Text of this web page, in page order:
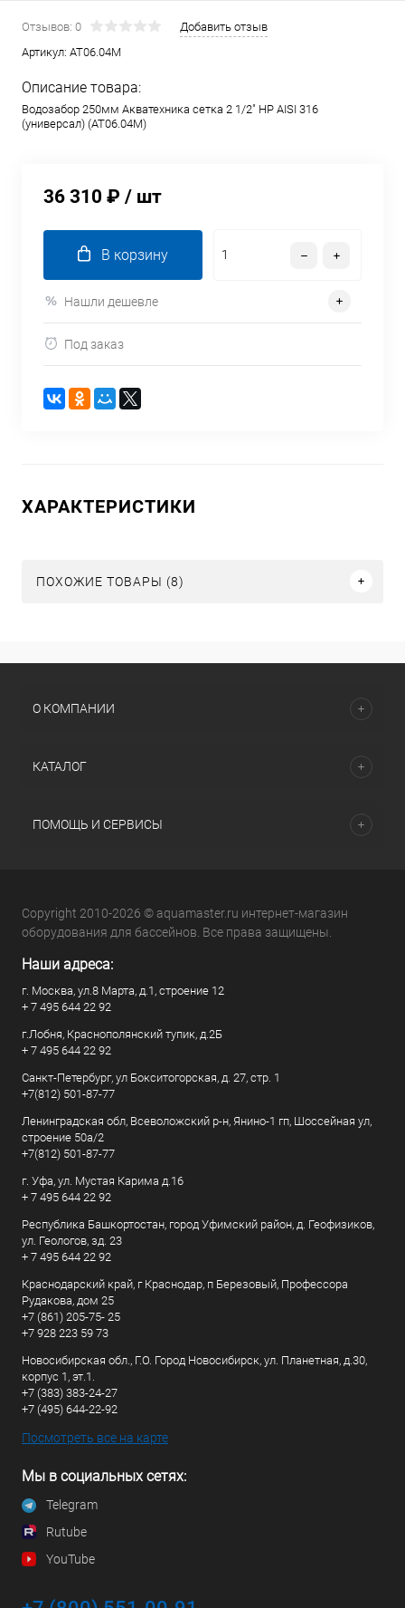
Отзывов: 0
Добавить отзыв
Артикул: AT06.04M
Описание товара:
Водозабор 250мм Акватехника сетка 2 1/2" НР AISI 316
(универсал) (AT06.04M)
36 310 ₽ / шт
В корзину
Нашли дешевле
Под заказ
ХАРАКТЕРИСТИКИ
ПОХОЖИЕ ТОВАРЫ (8)
О КОМПАНИИ
КАТАЛОГ
ПОМОЩЬ И СЕРВИСЫ
Copyright 2010-2026 © aquamaster.ru интернет-магазин
оборудования для бассейнов. Все права защищены.
Наши адреса:
г. Москва, ул.8 Марта, д.1, строение 12
+ 7 495 644 22 92
г.Лобня, Краснополянский тупик, д.2Б
+ 7 495 644 22 92
Санкт-Петербург, ул Бокситогорская, д. 27, стр. 1
+7(812) 501-87-77
Ленинградская обл, Всеволожский р-н, Янино-1 гп, Шоссейная ул,
строение 50а/2
+7(812) 501-87-77
г. Уфа, ул. Мустая Карима д.16
+ 7 495 644 22 92
Республика Башкортостан, город Уфимский район, д. Геофизиков,
ул. Геологов, зд. 23
+ 7 495 644 22 92
Краснодарский край, г Краснодар, п Березовый, Профессора
Рудакова, дом 25
+7 (861) 205-75- 25
+7 928 223 59 73
Новосибирская обл., Г.О. Город Новосибирск, ул. Планетная, д.30,
корпус 1, эт.1.
+7 (383) 383-24-27
+7 (495) 644-22-92
Посмотреть все на карте
Мы в социальных сетях:
Telegram
Rutube
YouTube